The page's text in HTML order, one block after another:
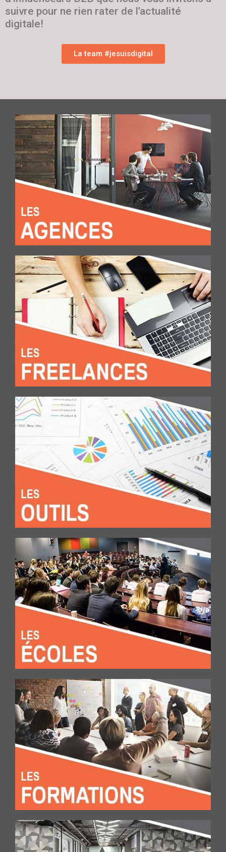
suivre pour ne rien rater de l’actualité
digitale!
La team #jesuisdigital